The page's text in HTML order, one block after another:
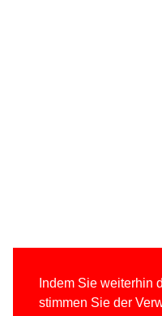
Indem Sie weiterhin
stimmen Sie der